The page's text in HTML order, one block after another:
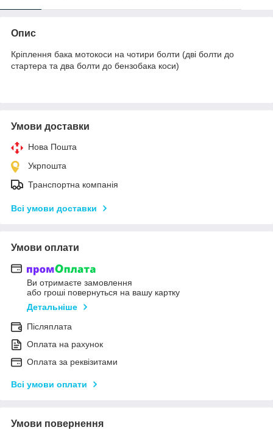
Опис
Кріплення бака мотокоси на чотири болти (дві болти до
стартера та два болти до бензобака коси)
Умови доставки
Нова Пошта
Укрпошта
Транспортна компанія
Всі умови доставки
Умови оплати
Ви отримаєте замовлення
або гроші повернуться на вашу картку
Детальніше
Післяплата
Оплата на рахунок
Оплата за реквізитами
Всі умови оплати
Умови повернення